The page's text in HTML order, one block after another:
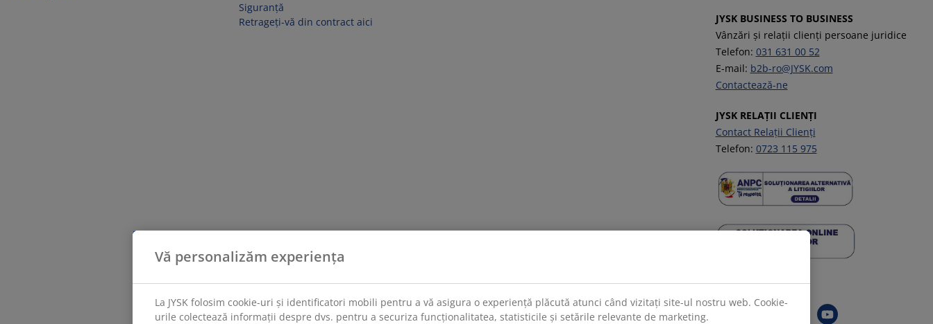
Siguranță
Retrageți-vă din contract aici
JYSK BUSINESS TO BUSINESS
Vânzări și relații clienți persoane juridice
Telefon: 031 631 00 52
E-mail: b2b-ro@JYSK.com
Contactează-ne
JYSK RELAȚII CLIENȚI
Contact Relații Clienți
Telefon: 0723 115 975
Urmărește JYSK
Vă personalizăm experiența
La JYSK folosim cookie-uri și identificatori mobili pentru a vă asigura o experiență plăcută atunci când vizitați site-ul nostru web. Cookie-
urile colectează informații despre dvs. pentru a securiza funcționalitatea, statisticile și setările relevante de marketing.